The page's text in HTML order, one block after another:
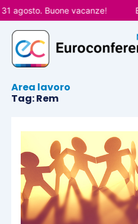
Vai
al
contenuto
Buone vacanze!
Area lavoro
Tag: Rem